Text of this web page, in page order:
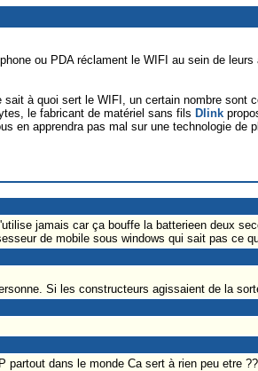
ou PDA réclament le WIFI au sein de
à quoi sert le WIFI, un certain nombre sont
le fabricant de matériel sans fils Dlink
en apprendra pas mal sur une technologie de
jamais car ça bouffe la batterieen deux
de mobile sous windows qui sait pas ce
Si les constructeurs agissaient de la
partout dans le monde Ca sert à rien peu etre